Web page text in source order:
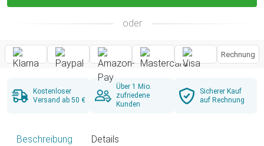
oder
Rechnung
Kostenloser
Versand ab 50 €
Über 1 Mio.
zufriedene
Kunden
Sicherer Kauf
auf Rechnung
Beschreibung Details